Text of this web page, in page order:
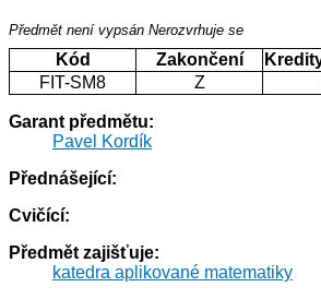
Předmět není vypsán Nerozvrhuje se
Kód Zakončení
FIT-SM8
Z
Garant předmětu:
Pavel Kordík
Přednášející:
Cvičící:
Předmět zajišťuje:
katedra aplikované matematiky